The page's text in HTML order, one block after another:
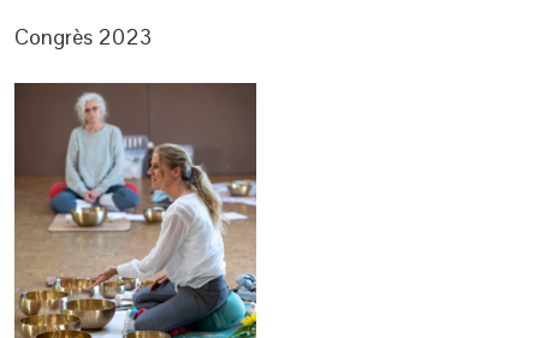
Congrès 2023